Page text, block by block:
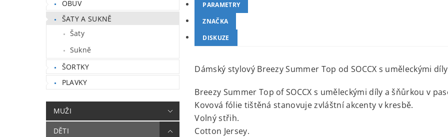
OBUV
ŠATY A SUKNĚ
Šaty
Sukně
ŠORTKY
PLAVKY
MUŽI
DĚTI
PARAMETRY
ZNAČKA
DISKUZE
Dámský stylový Breezy Summer Top od SOCCX s uměleckými
Breezy Summer Top of SOCCX s uměleckými díly a šňůrkou v
Kovová fólie tištěná stanovuje zvláštní akcenty v kresbě.
Volný střih.
Cotton Jersey.